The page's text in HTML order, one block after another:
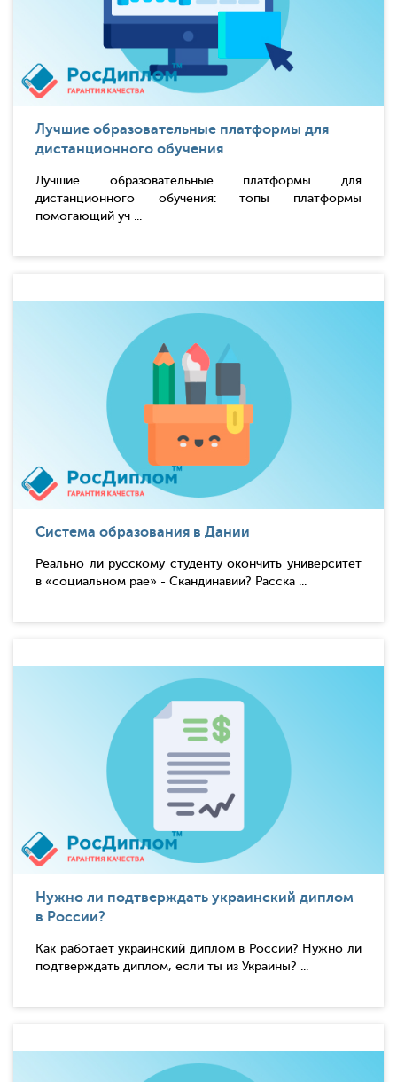
Лучшие образовательные платформы для
дистанционного обучения
Лучшие образовательные платформы для
дистанционного обучения: топы платформы
помогающий уч ...
Система образования в Дании
Реально ли русскому студенту окончить университет
в «социальном рае» - Скандинавии? Расска ...
Нужно ли подтверждать украинский диплом
в России?
Как работает украинский диплом в России? Нужно ли
подтверждать диплом, если ты из Украины? ...